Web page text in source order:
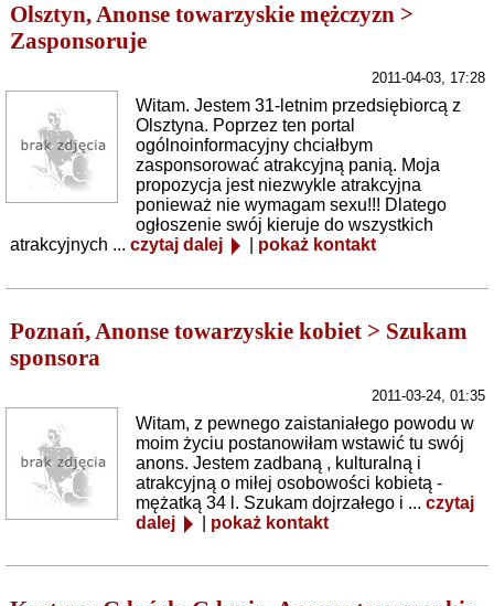
Olsztyn, Anonse towarzyskie mężczyzn >
Zasponsoruje
2011-04-03, 17:28
Witam. Jestem 31-letnim przedsiębiorcą z
Olsztyna. Poprzez ten portal
ogólnoinformacyjny chciałbym
zasponsorować atrakcyjną panią. Moja
propozycja jest niezwykle atrakcyjna
ponieważ nie wymagam sexu!!! Dlatego
ogłoszenie swój kieruje do wszystkich
atrakcyjnych ... czytaj dalej pokaż kontakt
Poznań, Anonse towarzyskie kobiet > Szukam
sponsora
2011-03-24, 01:35
Witam, z pewnego zaistaniałego powodu w
moim życiu postanowiłam wstawić tu swój
anons. Jestem zadbaną , kulturalną i
atrakcyjną o miłej osobowości kobietą -
mężatką 34 l. Szukam dojrzałego i ... czytaj
dalej
pokaż kontakt